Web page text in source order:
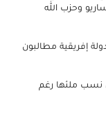
وحزب الله
الدخول للولايات المتحدة: مواطنو 30 دولة إفريقية مطالبون
ملئها رغم